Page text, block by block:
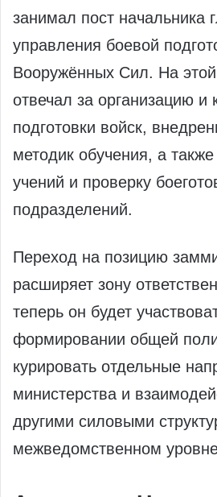
занимал пост начальника
управления боевой
Вооружённых Сил. На
отвечал за организацию и
подготовки войск,
методик обучения, а
учений и проверку
подразделений.
Переход на позицию
расширяет зону
теперь он будет
формировании общей
курировать отдельные
министерства и
другими силовыми
межведомственном